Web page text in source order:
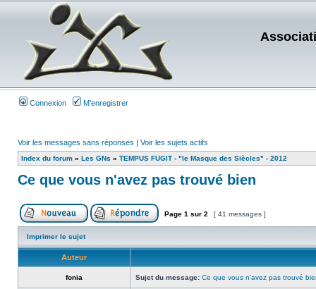
Connexion M’enregistrer
Voir les messages sans réponses | Voir les sujets actifs
Index du forum » Les GNs » TEMPUS FUGIT - "le Masque des Siècles" - 2012
Ce que vous n'avez pas trouvé bien
Page 1 sur 2 [ 41 messages ]
Imprimer le sujet
Auteur
fonia Sujet du message: Ce que vous n'avez pas trouvé